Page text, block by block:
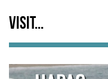
Visit...